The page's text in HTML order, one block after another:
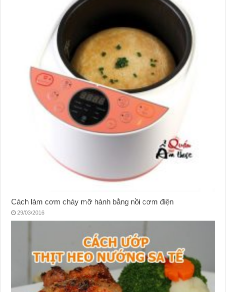
Cách làm cơm cháy mỡ hành bằng nồi cơm điện
29/03/2016